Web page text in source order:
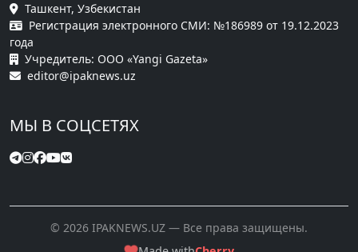
Ташкент, Узбекистан
Регистрация электронного СМИ: №186989 от 19.12.2023
года
Учредитель: ООО «Yangi Gazeta»
editor@ipaknews.uz
МЫ В СОЦСЕТЯХ
© 2026 IPAKNEWS.UZ — Все права защищены.